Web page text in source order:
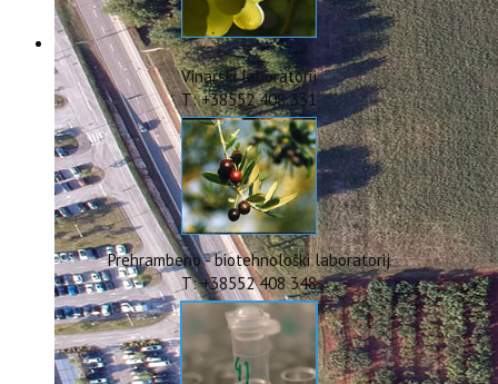
Natječaji za radna mjesta
Zakonodavni okvir
Akti Instituta
Linkovi
Kontakt
webmail
Popularizacija znanosti
ERASMUS+
HyPro4ST
DIGIAGRI
GreenTea
CIRCOLIVE
Vinarski laboratorij
T: +38552 408 331
Prehrambeno - biotehnološki laboratorij
T: +38552 408 348